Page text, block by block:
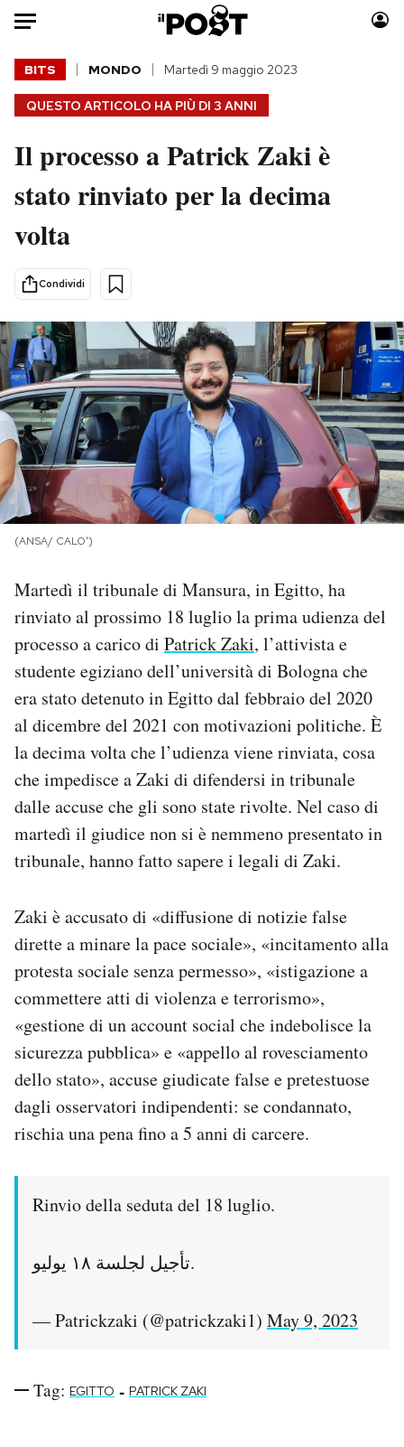
Auto
HOME
Italia
Politica
Tecnologia
Scienza
Economia
Sport
Moda
Consumismi
Altrecose
Mondiali calcio 2026
PODCAST
NEWSLETTER
SHOP
CALENDARIO
AREA PERSONALE
Area Personale
Newsletter
Regala il Post
Hai bisogno di aiuto?
QUESTO ARTICOLO HA PIÙ DI 3 ANNI
BITS MONDO Martedì 9 maggio 2023
Il processo a Patrick Zaki è
stato rinviato per la decima
volta
Condividi
(ANSA/ CALO')
Martedì il tribunale di Mansura, in Egitto, ha
rinviato al prossimo 18 luglio la prima udienza del
processo a carico di Patrick Zaki, l’attivista e
studente egiziano dell’università di Bologna che
era stato detenuto in Egitto dal febbraio del 2020
al dicembre del 2021 con motivazioni politiche. È
la decima volta che l’udienza viene rinviata, cosa
che impedisce a Zaki di difendersi in tribunale
dalle accuse che gli sono state rivolte. Nel caso di
martedì il giudice non si è nemmeno presentato in
tribunale, hanno fatto sapere i legali di Zaki.
Zaki è accusato di «diffusione di notizie false
dirette a minare la pace sociale», «incitamento alla
protesta sociale senza permesso», «istigazione a
commettere atti di violenza e terrorismo»,
«gestione di un account social che indebolisce la
sicurezza pubblica» e «appello al rovesciamento
dello stato», accuse giudicate false e pretestuose
dagli osservatori indipendenti: se condannato,
rischia una pena fino a 5 anni di carcere.
Rinvio della seduta del 18 luglio.
تأجيل لجلسة ١٨ يوليو.
— Patrickzaki (@patrickzaki1) May 9, 2023
Tag: EGITTO - PATRICK ZAKI